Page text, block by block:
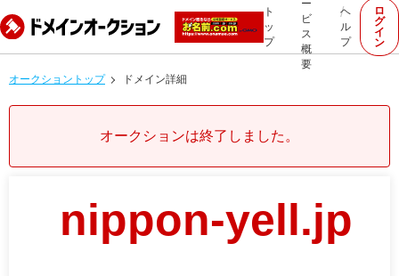
ト
ッ
プ
ー
ビ
ス
概
要
ヘ
ル
プ
ロ
グ
イ
ン
オークショントップ ドメイン詳細
オークションは終了しました。
nippon-yell.jp